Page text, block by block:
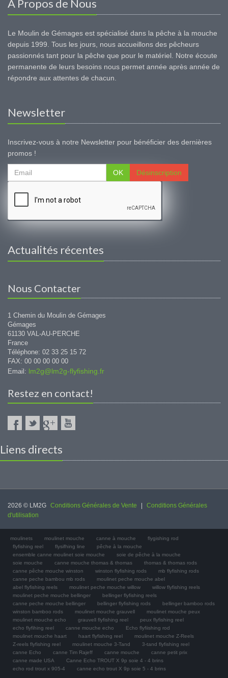
A Propos de Nous
Le Moulin de Gémages est spécialisé dans la pêche à la mouche
depuis 1999. Tous les jours, nous accueillons des pêcheurs
passionnés tant pour la pêche que pour le matériel. Notre écoute
permanente de leurs besoins nous permet année après année de
répondre aux attentes de chacun.
Newsletter
Inscrivez-vous à notre Newsletter pour bénéficier des dernières
promos !
OK Désinscription
Actualités récentes
Nous Contacter
1 Chemin du Moulin de Gémages
Gémages
61130 VAL-AU-PERCHE
France
Téléphone: 02 33 25 15 72
FAX: 00 00 00 00 00
Email: lm2g@lm2g-flyfishing.fr
Restez en contact!
Liens directs
2026 © LM2G Conditions Générales de Vente
Conditions Générales
d'utilisation
moulinets moulinet mouche canne à mouche
flygishing rod
flyfishing reel
flysifhing line
pêche à la mouche
ensemble canne moulinet soie mouche
soie de pêche à la mouche
soie mouche
canne mouche thomas & thomas
thomas & thomas rods
canne pêche mouche winston
winston flyfishing rods
mb flyfishing rods
canne peche bambou mb rods
moulinet peche mouche abel
abel flyfishing reels
moulinet peche mouche willow
willow flyfishing reels
moulinet peche mouche bellinger
bellinger flyfishing reels
canne peche mouche bellinger
bellinger flyfishing rods
bellinger bamboo rods
winston bamboo rods
moulinet mouche grauvell
moulinet mouche peux
moulinet mouche echo
grauvell flyfishing reel
peux flyfishing reel
echo flyfihing reel
canne mouche echo
Echo flyfiishing rod
moulinet mouche haart
haart flyfishing reel
moulinet mouche Z-Reels
Z-reels flyfishing reel
moulinet mouche 3-Tand
3-tand flyfishing reel
canne Echo
canne Tim Rajeff canne mouche
canne petit prix
canne made USA
Canne Echo TROUT X 9p soie 4 - 4 brins
echo rod trout x 905-4
canne echo trout X 9p soie 5 - 4 brins